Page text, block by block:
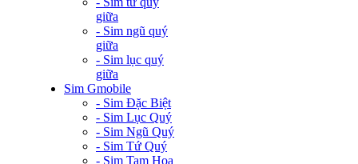
giữa
- Sim ngũ quý
giữa
- Sim lục quý
giữa
Sim Gmobile
- Sim Đặc Biệt
- Sim Lục Quý
- Sim Ngũ Quý
- Sim Tứ Quý
- Sim Tam Hoa